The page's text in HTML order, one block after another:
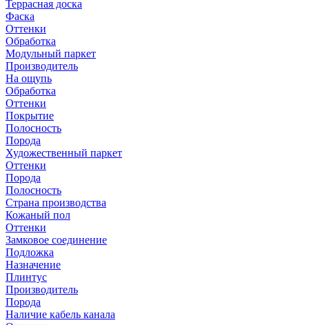
Террасная доска
Фаска
Оттенки
Обработка
Модульный паркет
Производитель
На ощупь
Обработка
Оттенки
Покрытие
Полосность
Порода
Художественный паркет
Оттенки
Порода
Полосность
Страна производства
Кожаный пол
Оттенки
Замковое соединение
Подложка
Назначение
Плинтус
Производитель
Порода
Наличие кабель канала